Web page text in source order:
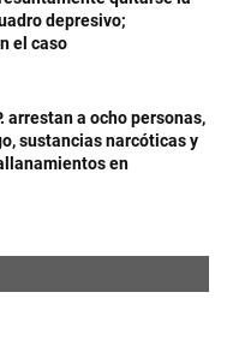
depresivo;
el caso
arrestan a ocho personas,
sustancias narcóticas y
en